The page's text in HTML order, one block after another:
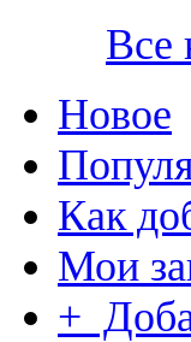
Все
Новое
Как
Мои
+